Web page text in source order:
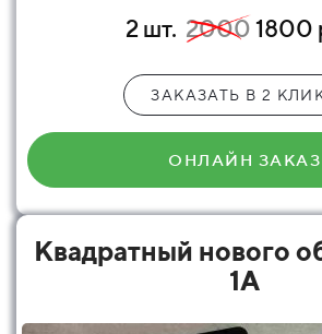
2 шт. 20001800
ЗАКАЗАТЬ В 2
ОНЛАЙН ЗАКАЗ
Квадратный нового
1А